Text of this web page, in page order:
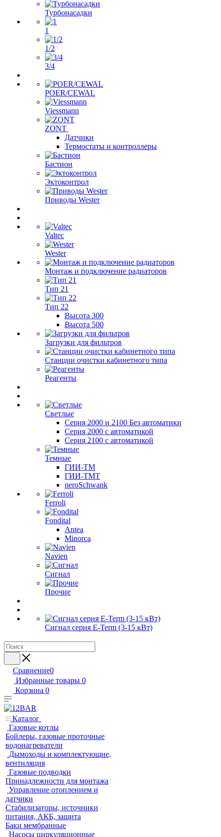
Турбонасадки
1
1/2
3/4
POER/CEWAL
Viessmann
ZONT
Датчики
Термостаты и контроллеры
Бастион
Эктоконтрол
Приводы Wester
Valtec
Wester
Монтаж и подключение радиаторов
Тип 21
Тип 22
Высота 300
Высота 500
Загрузки для фильтров
Станции очистки кабинетного типа
Реагенты
Светлые
Серия 2000 и 2100 Без автоматики
Серия 2000 с автоматикой
Серия 2100 с автоматикой
Темные
ГИИ-ТМ
ГИИ-ТМТ
neroSchwank
Ferroli
Fondital
Antea
Minorca
Navien
Сигнал
Прочие
Сигнал серия E-Term (3-15 кВт)
Сравнение0
Избранные товары 0
Корзина 0
Каталог
Газовые котлы
Бойлеры, газовые проточные
водонагреватели
Дымоходы и комплектующие,
вентиляция
Газовые подводки
Принадлежности для монтажа
Управление отоплением и
датчики
Стабилизаторы, источники
питания, АКБ, защита
Баки мембранные
Насосы циркуляционные